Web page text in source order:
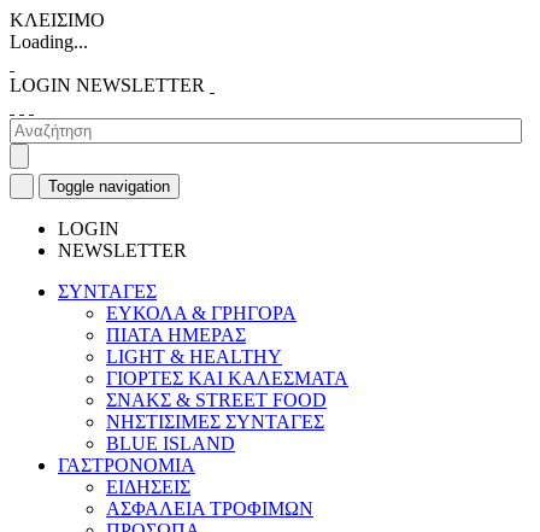
ΚΛΕΙΣΙΜΟ
Loading...
LOGIN NEWSLETTER
Toggle navigation
LOGIN
NEWSLETTER
ΣΥΝΤΑΓΕΣ
ΕΥΚΟΛΑ & ΓΡΗΓΟΡΑ
ΠΙΑΤΑ ΗΜΕΡΑΣ
LIGHT & HEALTHY
ΓΙΟΡΤΕΣ ΚΑΙ ΚΑΛΕΣΜΑΤΑ
ΣΝΑΚΣ & STREET FOOD
ΝΗΣΤΙΣΙΜΕΣ ΣΥΝΤΑΓΕΣ
BLUE ISLAND
ΓΑΣΤΡΟΝΟΜΙΑ
ΕΙΔΗΣΕΙΣ
ΑΣΦΑΛΕΙΑ ΤΡΟΦΙΜΩΝ